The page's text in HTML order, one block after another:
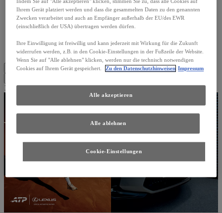
Neuestes
Filter Löschen
Filter
Löschen Zeige Ergebnisse
Alles löschen
11 Ergebnisse gefunden
Ihrem Gerät platziert werden und dass die gesammelten Daten zu den genannten
Zwecken verarbeitet und auch an Empfänger außerhalb der EU/des EWR
(einschließlich der USA) übertragen werden dürfen.
Ihre Einwilligung ist freiwillig und kann jederzeit mit Wirkung für die Zukunft
widerrufen werden, z.B. in den Cookie-Einstellungen in der Fußzeile der Website.
Wenn Sie auf "Alle ablehnen" klicken, werden nur die technisch notwendigen
Cookies auf Ihrem Gerät gespeichert.
Zu den Datenschutzhinweisen Impressum
Cookie-Einstellungen
Alle ablehnen
Alle akzeptieren